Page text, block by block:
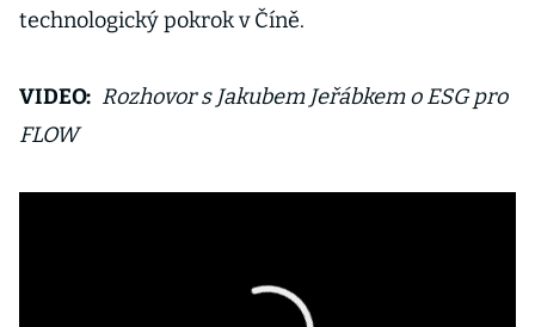
technologický pokrok v Číně.
VIDEO: Rozhovor s Jakubem Jeřábkem o ESG pro
FLOW